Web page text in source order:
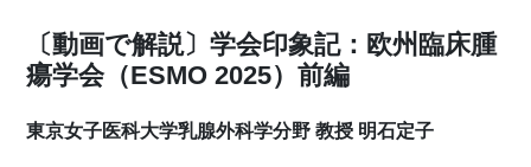
〔動画で解説〕学会印象記：欧州臨床腫
瘍学会（ESMO 2025）前編
東京女子医科大学乳腺外科学分野 教授 明石定子